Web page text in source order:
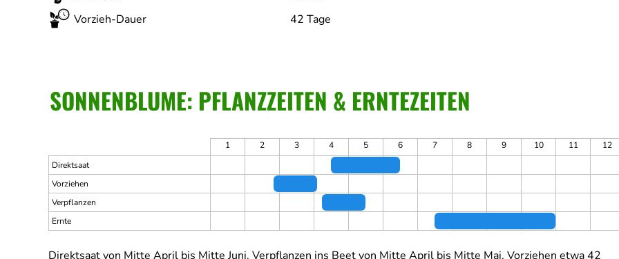
Vorzieh-Dauer
42 Tage
SONNENBLUME: PFLANZZEITEN & ERNTEZEITEN
1 2 3 4 5 6 7 8 9 10 11
12
Direktsaat
Vorziehen
Verpflanzen
Ernte
Direktsaat von Mitte April bis Mitte Juni. Verpflanzen ins Beet von Mitte April bis Mitte Mai. Vorziehen etwa 42